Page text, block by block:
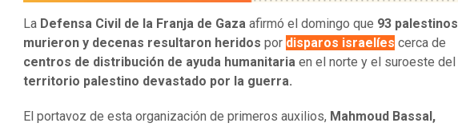
La Defensa Civil de la Franja de Gaza afirmó el domingo que 93 palestinos
murieron y decenas resultaron heridos por disparos israelíes cerca de
centros de distribución de ayuda humanitaria en el norte y el suroeste del
territorio palestino devastado por la guerra.
El portavoz de esta organización de primeros auxilios, Mahmoud Bassal,